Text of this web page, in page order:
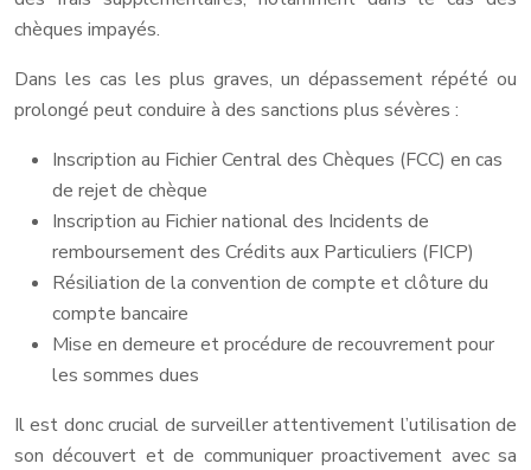
chèques impayés.
Dans les cas les plus graves, un dépassement répété ou
prolongé peut conduire à des sanctions plus sévères :
Inscription au Fichier Central des Chèques (FCC) en cas
de rejet de chèque
Inscription au Fichier national des Incidents de
remboursement des Crédits aux Particuliers (FICP)
Résiliation de la convention de compte et clôture du
compte bancaire
Mise en demeure et procédure de recouvrement pour
les sommes dues
Il est donc crucial de surveiller attentivement l’utilisation de
son découvert et de communiquer proactivement avec sa